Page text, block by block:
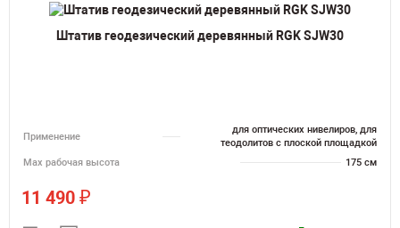
Штатив геодезический деревянный RGK SJW30
Применение
для оптических нивелиров, для
теодолитов с плоской площадкой
Мах рабочая высота
175 см
11 490 ₽